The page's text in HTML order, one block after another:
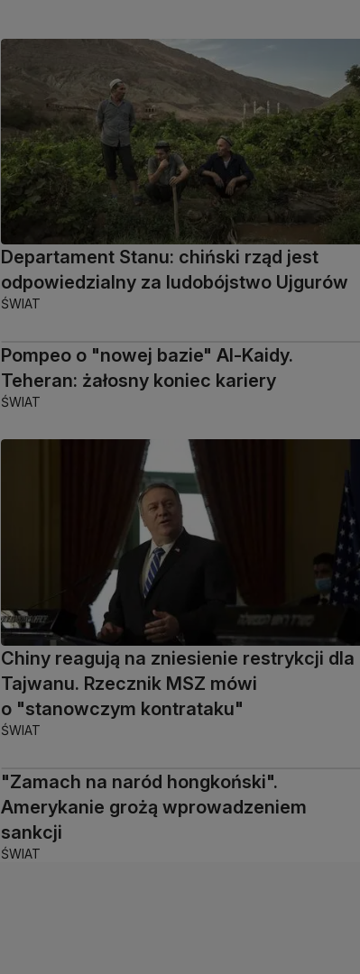
Departament Stanu: chiński rząd jest
odpowiedzialny za ludobójstwo Ujgurów
ŚWIAT
Pompeo o "nowej bazie" Al-Kaidy.
Teheran: żałosny koniec kariery
ŚWIAT
Chiny reagują na zniesienie restrykcji dla
Tajwanu. Rzecznik MSZ mówi
o "stanowczym kontrataku"
ŚWIAT
"Zamach na naród hongkoński".
Amerykanie grożą wprowadzeniem
sankcji
ŚWIAT